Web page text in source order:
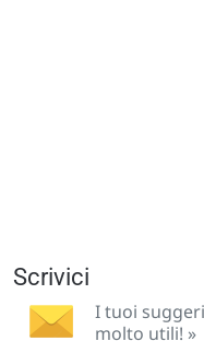
Scrivici
I tuoi
molto utili! »